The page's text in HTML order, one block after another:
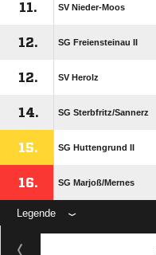
11. SV Nieder-Moos
12. SG Freiensteinau II
12. SV Herolz
14. SG Sterbfritz/​Sannerz
15. SG Huttengrund II
16. SG Marjoß/​Mernes
Legende